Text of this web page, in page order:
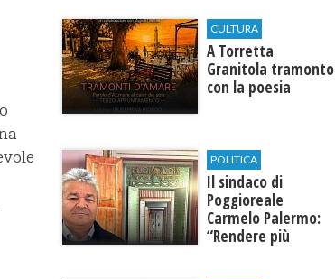
CULTURA
​A Torretta
Granitola tramonto
con la poesia
POLITICA
Il sindaco di
Poggioreale
Carmelo Palermo:
“Rendere più